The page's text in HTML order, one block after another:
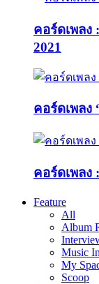
คอร์ดเพลง
2021
คอร์ดเพลง
คอร์ดเพลง
Feature
All
Album
Music
My
Scoop